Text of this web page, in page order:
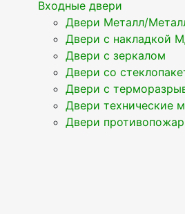
Входные двери
Двери Металл/
Двери с накладкой
Двери с зеркалом
Двери со
Двери с
Двери технические
Двери